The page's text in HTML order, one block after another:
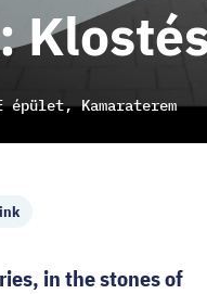
épület, Kamaraterem
in the stones of